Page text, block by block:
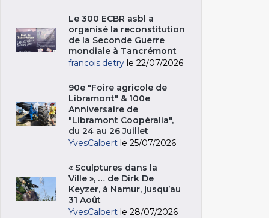
Le 300 ECBR asbl a
organisé la reconstitution
de la Seconde Guerre
mondiale à Tancrémont
francois.detry le 22/07/2026
90e "Foire agricole de
Libramont" & 100e
Anniversaire de
"Libramont Coopéralia",
du 24 au 26 Juillet
YvesCalbert le 25/07/2026
« Sculptures dans la
Ville », … de Dirk De
Keyzer, à Namur, jusqu’au
31 Août
YvesCalbert le 28/07/2026